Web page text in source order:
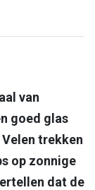
van
goed glas
trekken
op zonnige
dat de